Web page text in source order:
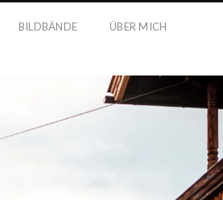
BILDBÄNDE
ÜBER MICH